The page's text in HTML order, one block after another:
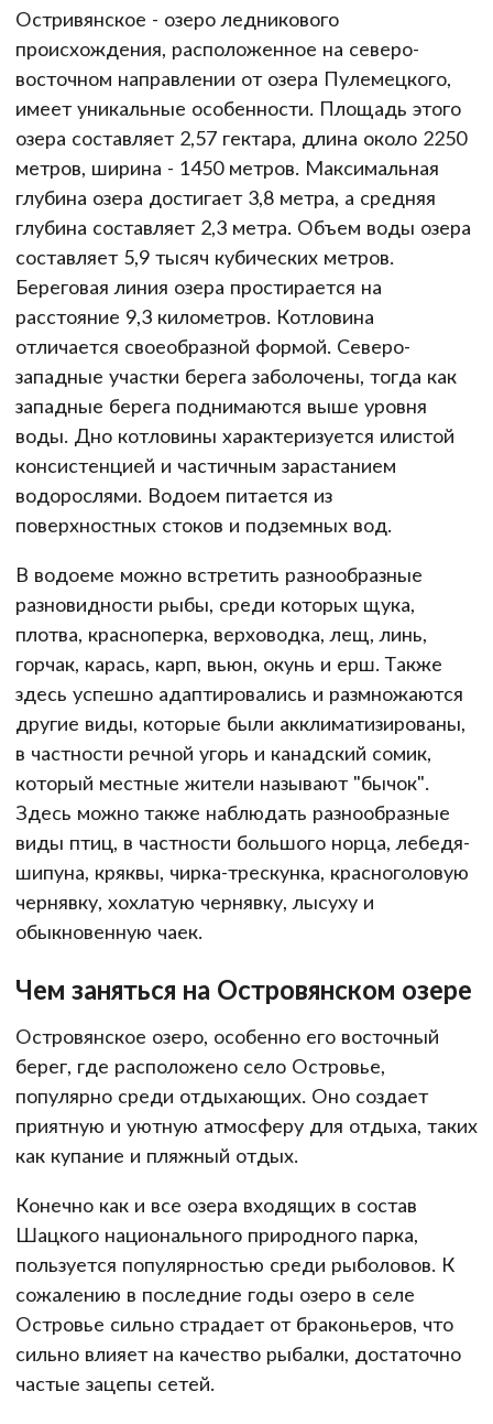
Остривянское - озеро ледникового
происхождения, расположенное на северо-
восточном направлении от озера Пулемецкого,
имеет уникальные особенности. Площадь этого
озера составляет 2,57 гектара, длина около 2250
метров, ширина - 1450 метров. Максимальная
глубина озера достигает 3,8 метра, а средняя
глубина составляет 2,3 метра. Объем воды озера
составляет 5,9 тысяч кубических метров.
Береговая линия озера простирается на
расстояние 9,3 километров. Котловина
отличается своеобразной формой. Северо-
западные участки берега заболочены, тогда как
западные берега поднимаются выше уровня
воды. Дно котловины характеризуется илистой
консистенцией и частичным зарастанием
водорослями. Водоем питается из
поверхностных стоков и подземных вод.
В водоеме можно встретить разнообразные
разновидности рыбы, среди которых щука,
плотва, красноперка, верховодка, лещ, линь,
горчак, карась, карп, вьюн, окунь и ерш. Также
здесь успешно адаптировались и размножаются
другие виды, которые были акклиматизированы,
в частности речной угорь и канадский сомик,
который местные жители называют "бычок".
Здесь можно также наблюдать разнообразные
виды птиц, в частности большого норца, лебедя-
шипуна, кряквы, чирка-трескунка, красноголовую
чернявку, хохлатую чернявку, лысуху и
обыкновенную чаек.
Чем заняться на Островянском озере
Островянское озеро, особенно его восточный
берег, где расположено село Островье,
популярно среди отдыхающих. Оно создает
приятную и уютную атмосферу для отдыха, таких
как купание и пляжный отдых.
Конечно как и все озера входящих в состав
Шацкого национального природного парка,
пользуется популярностью среди рыболовов. К
сожалению в последние годы озеро в селе
Островье сильно страдает от браконьеров, что
сильно влияет на качество рыбалки, достаточно
частые зацепы сетей.